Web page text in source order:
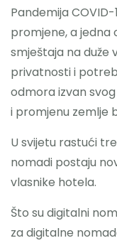
Pandemija
promjene, a jedna
smještaja na duže
privatnosti i
odmora izvan
i promjenu zemlje
U svijetu rastući
nomadi postaju
vlasnike hotela.
Što su digitalni
za digitalne